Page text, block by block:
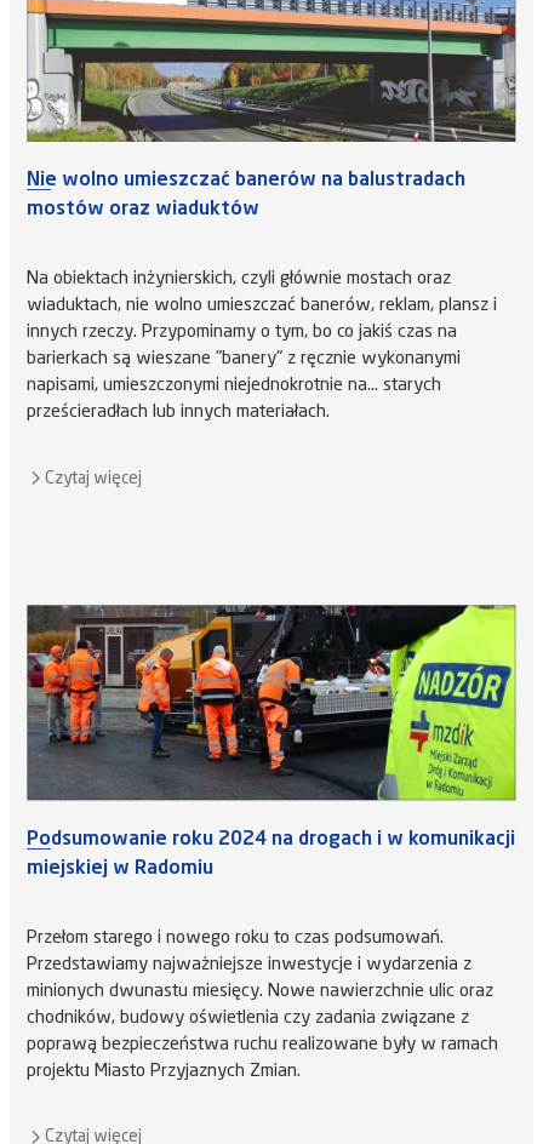
Nie wolno umieszczać banerów na balustradach
mostów oraz wiaduktów
Na obiektach inżynierskich, czyli głównie mostach oraz
wiaduktach, nie wolno umieszczać banerów, reklam, plansz i
innych rzeczy. Przypominamy o tym, bo co jakiś czas na
barierkach są wieszane "banery" z ręcznie wykonanymi
napisami, umieszczonymi niejednokrotnie na... starych
prześcieradłach lub innych materiałach.
Czytaj więcej
Podsumowanie roku 2024 na drogach i w komunikacji
miejskiej w Radomiu
Przełom starego i nowego roku to czas podsumowań.
Przedstawiamy najważniejsze inwestycje i wydarzenia z
minionych dwunastu miesięcy. Nowe nawierzchnie ulic oraz
chodników, budowy oświetlenia czy zadania związane z
poprawą bezpieczeństwa ruchu realizowane były w ramach
projektu Miasto Przyjaznych Zmian.
Czytaj więcej